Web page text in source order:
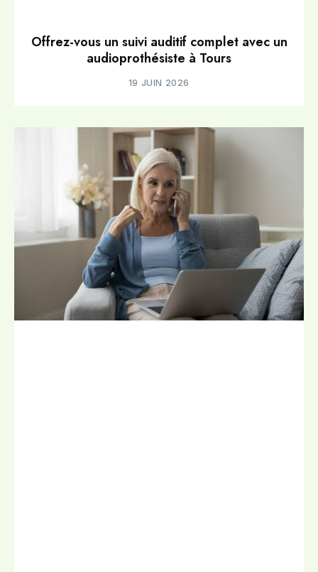
Offrez-vous un suivi auditif complet avec un
audioprothésiste à Tours
19 JUIN 2026